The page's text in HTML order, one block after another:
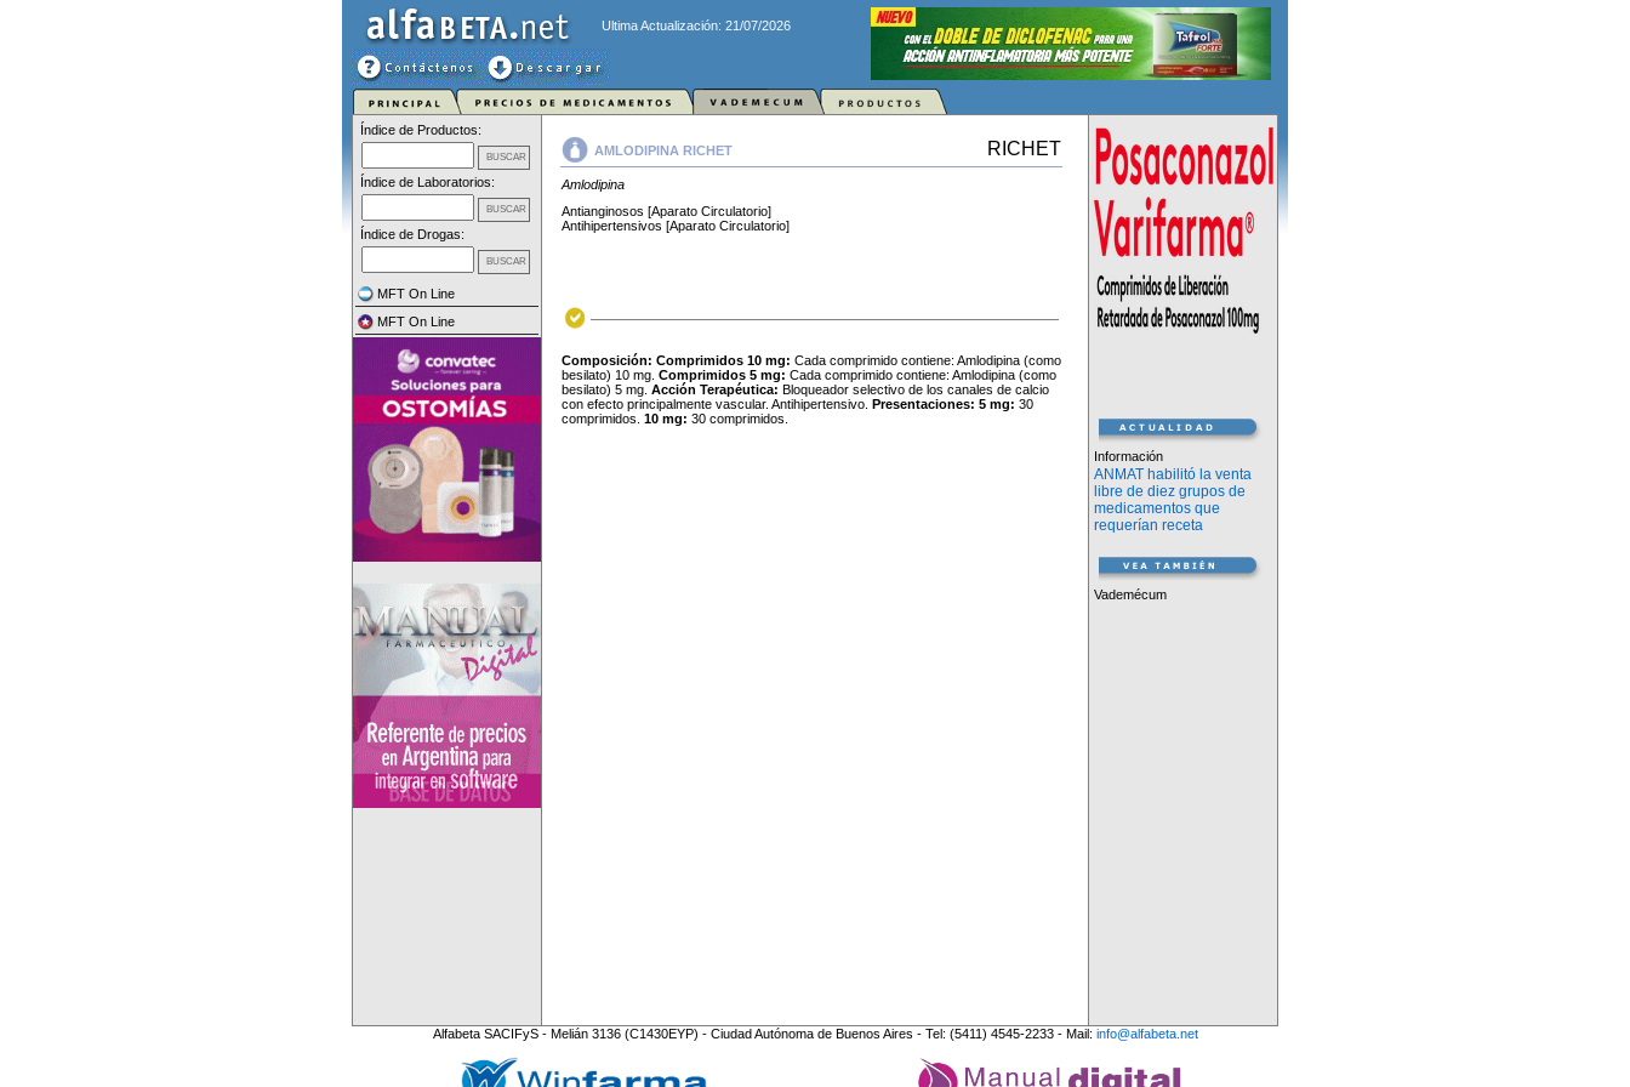
Ultima Actualización: 21/07/2026
Índice de Productos:
Índice de Laboratorios:
Índice de Drogas:
MFT On Line
MFT On Line
AMLODIPINA RICHET RICHET
Amlodipina
Antianginosos [Aparato Circulatorio]
Antihipertensivos [Aparato Circulatorio]
Composición: Comprimidos 10 mg: Cada comprimido contiene: Amlodipina (como
besilato) 10 mg. Comprimidos 5 mg: Cada comprimido contiene: Amlodipina (como
besilato) 5 mg. Acción Terapéutica: Bloqueador selectivo de los canales de calcio
con efecto principalmente vascular. Antihipertensivo. Presentaciones: 5 mg: 30
comprimidos. 10 mg: 30 comprimidos.
Información
ANMAT habilitó la venta
libre de diez grupos de
medicamentos que
requerían receta
Vademécum
Alfabeta SACIFyS - Melián 3136 (C1430EYP) - Ciudad Autónoma de Buenos Aires - Tel: (5411) 4545-2233 - Mail: info@alfabeta.net